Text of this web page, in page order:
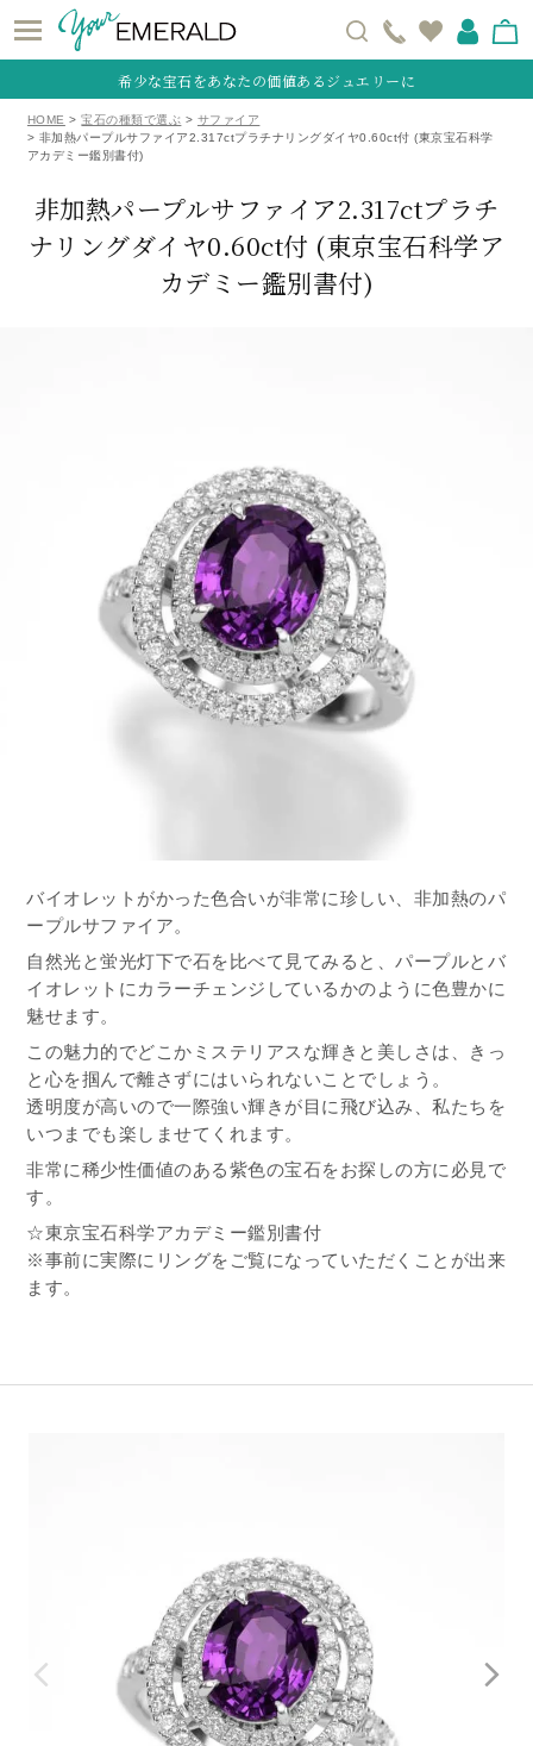
希少な宝石をあなたの価値あるジュエリーに
HOME 宝石の種類で選ぶ
サファイア
非加熱パープルサファイア2.317ctプラチナリングダイヤ0.60ct付 (東京宝石科学
アカデミー鑑別書付)
非加熱パープルサファイア2.317ctプラチ
ナリングダイヤ0.60ct付 (東京宝石科学ア
カデミー鑑別書付)
バイオレットがかった色合いが非常に珍しい、非加熱のパ
ープルサファイア。
自然光と蛍光灯下で石を比べて見てみると、パープルとバ
イオレットにカラーチェンジしているかのように色豊かに
魅せます。
この魅力的でどこかミステリアスな輝きと美しさは、きっ
と心を掴んで離さずにはいられないことでしょう。
透明度が高いので一際強い輝きが目に飛び込み、私たちを
いつまでも楽しませてくれます。
非常に稀少性価値のある紫色の宝石をお探しの方に必見で
す。
☆東京宝石科学アカデミー鑑別書付
※事前に実際にリングをご覧になっていただくことが出来
ます。